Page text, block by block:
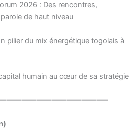
2026 : Des rencontres,
de haut niveau
pilier du mix énergétique togolais à
humain au cœur de sa stratégie